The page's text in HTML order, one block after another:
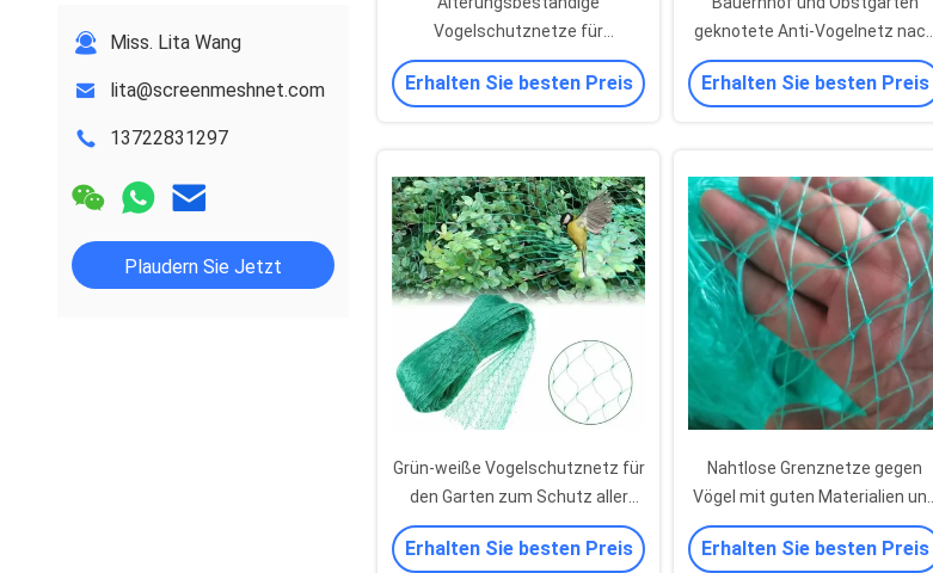
Miss. Lita Wang
lita@screenmeshnet.com
13722831297
Plaudern Sie Jetzt
Vogelschutznetze für
Gemüsepflanzen und
Obstbäume
Erhalten Sie besten Preis
geknotete Anti-Vogelnetz nach
Kundenwunsch
Erhalten Sie besten Preis
Grün-weiße Vogelschutznetz für
den Garten zum Schutz aller
Arten von Früchten
Erhalten Sie besten Preis
Nahtlose Grenznetze gegen
Vögel mit guten Materialien und
verschiedenen Maschengrößen
Erhalten Sie besten Preis